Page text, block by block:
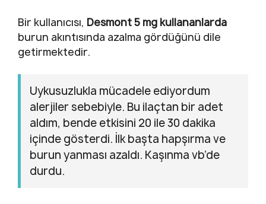
Bir kullanıcısı, Desmont 5 mg kullananlarda
burun akıntısında azalma gördüğünü dile
getirmektedir.
Uykusuzlukla mücadele ediyordum
alerjiler sebebiyle. Bu ilaçtan bir adet
aldım, bende etkisini 20 ile 30 dakika
içinde gösterdi. İlk başta hapşırma ve
burun yanması azaldı. Kaşınma vb’de
durdu.